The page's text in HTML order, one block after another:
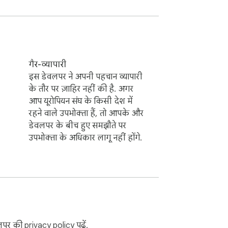
साइटों के लिए तात्कालिक रूप से इसे सक्षम
गैर-व्यापारी
इस डेवलपर ने अपनी पहचान व्यापारी
के तौर पर ज़ाहिर नहीं की है. अगर
आप यूरोपियन संघ के किसी देश में
रहने वाले उपभोक्ता हैं, तो आपके और
डेवलपर के बीच हुए समझौते पर
उपभोक्ता के अधिकार लागू नहीं होंगे.
कीprivacy policyपढ़ें.